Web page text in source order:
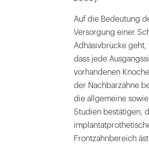
Auf die Bedeutung
Versorgung einer
Adhäsivbrücke geht,
dass jede
vorhandenen
der Nachbarzähne
die allgemeine
Studien bestätigen,
Frontzahnbereich